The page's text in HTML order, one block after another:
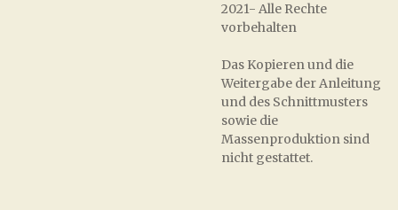
2021- Alle Rechte
vorbehalten
Das Kopieren und die
Weitergabe der Anleitung
und des Schnittmusters
sowie die
Massenproduktion sind
nicht gestattet.